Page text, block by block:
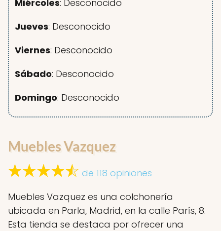
Miércoles: Desconocido
Jueves: Desconocido
Viernes: Desconocido
Sábado: Desconocido
Domingo: Desconocido
Muebles Vazquez
de 118 opiniones
Muebles Vazquez es una colchonería
ubicada en Parla, Madrid, en la calle París, 8.
Esta tienda se destaca por ofrecer una